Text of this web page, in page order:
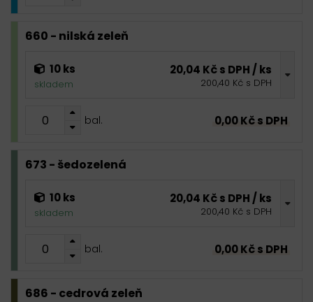
660 - nilská zeleň
10 ks
skladem
20,04 Kč s DPH / ks
200,40 Kč s DPH
bal. 0,00 Kč s DPH
673 - šedozelená
10 ks
skladem
20,04 Kč s DPH / ks
200,40 Kč s DPH
bal. 0,00 Kč s DPH
686 - cedrová zeleň